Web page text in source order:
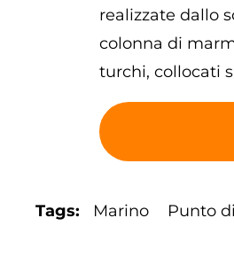
realizzate dallo
colonna di
turchi, collocati
Tags Marino Punto